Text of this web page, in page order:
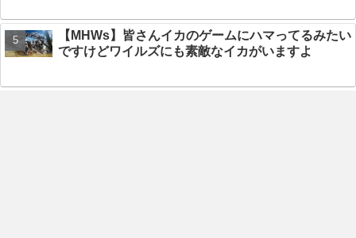
【MHWs】皆さんイカのゲームにハマってるみたい
ですけどワイルズにも素敵なイカがいますよ